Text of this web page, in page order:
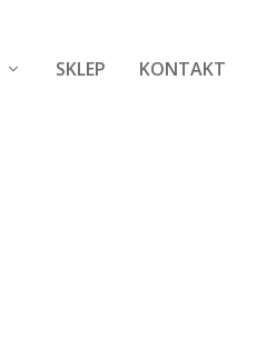
SKLEP KONTAKT